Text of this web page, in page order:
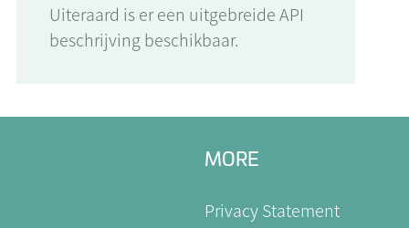
Uiteraard is er een uitgebreide API
beschrijving beschikbaar.
MORE
Privacy Statement